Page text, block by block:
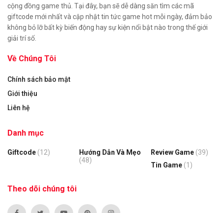
cộng đồng game thủ. Tại đây, bạn sẽ dễ dàng săn tìm các mã
giftcode mới nhất và cập nhật tin tức game hot mỗi ngày, đảm bảo
không bỏ lỡ bất kỳ biến động hay sự kiện nổi bật nào trong thế giới
giải trí số.
Về Chúng Tôi
Chính sách bảo mật
Giới thiệu
Liên hệ
Danh mục
Giftcode (12)
Hướng Dẫn Và Mẹo
(48)
Review Game (39)
Tin Game (1)
Theo dõi chúng tôi